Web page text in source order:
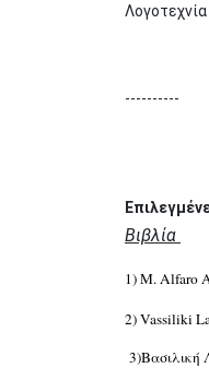
Λογοτεχνία
----------
Βιβλία
1) M. Alfaro
2) Vassiliki
3)Βασιλική